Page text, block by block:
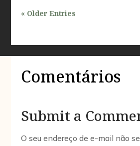
« Older Entries
Comentários
Submit a
O seu endereço de e-mail não